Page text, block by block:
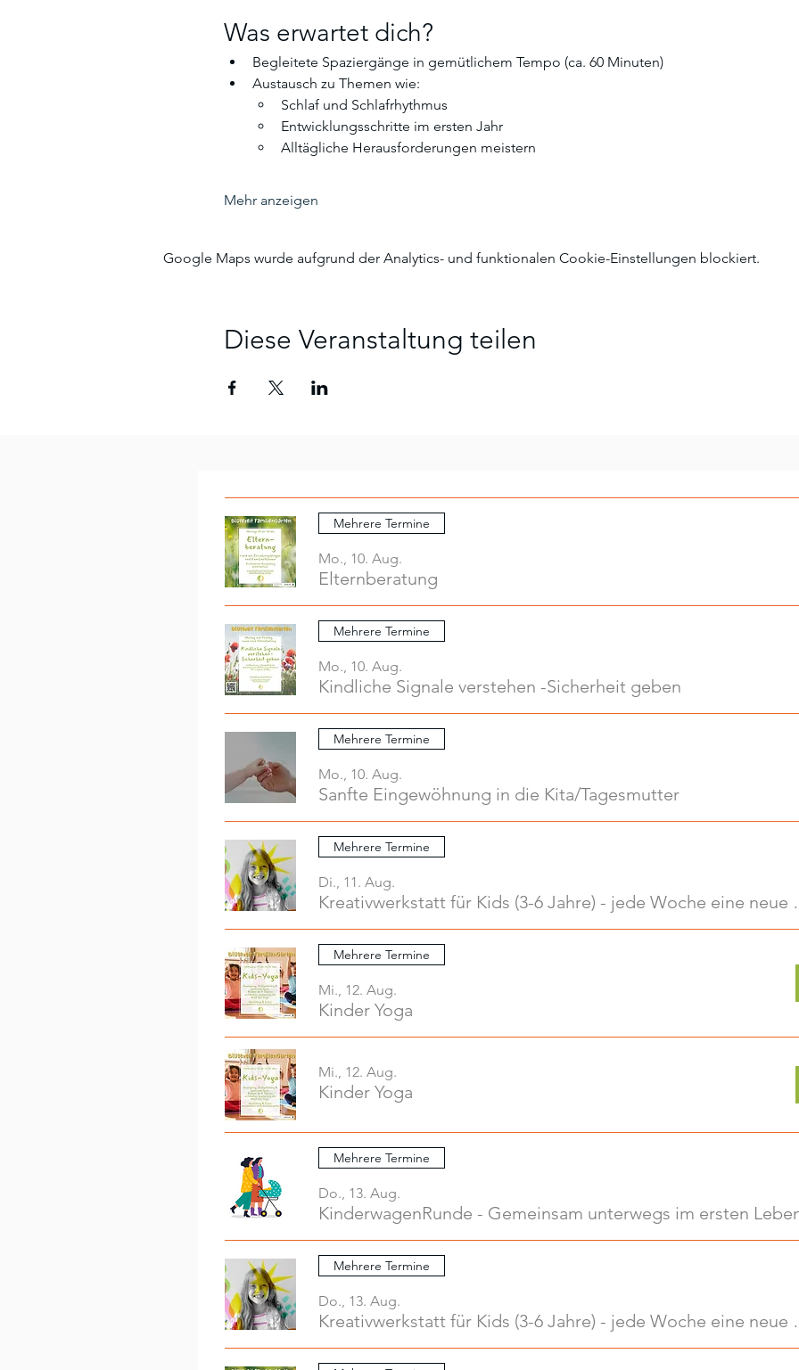
Was erwartet dich?
Begleitete Spaziergänge in gemütlichem Tempo (ca. 60 Minuten)
Austausch zu Themen wie:
Schlaf und Schlafrhythmus
Entwicklungsschritte im ersten Jahr
Alltägliche Herausforderungen meistern
Mehr anzeigen
Google Maps wurde aufgrund der Analytics- und funktionalen Cookie-Einstellungen blockiert.
Diese Veranstaltung teilen
Mehrere Termine
Mo., 10. Aug.
Elternberatung
Mehrere Termine
Mo., 10. Aug.
Kindliche Signale verstehen -Sicherheit geben
Mehrere Termine
Mo., 10. Aug.
Sanfte Eingewöhnung in die Kita/Tagesmutter
Mehrere Termine
Di., 11. Aug.
Mehrere Termine
Mi., 12. Aug.
Kinder Yoga
Mi., 12. Aug.
Kinder Yoga
Mehrere Termine
Do., 13. Aug.
Mehrere Termine
Do., 13. Aug.